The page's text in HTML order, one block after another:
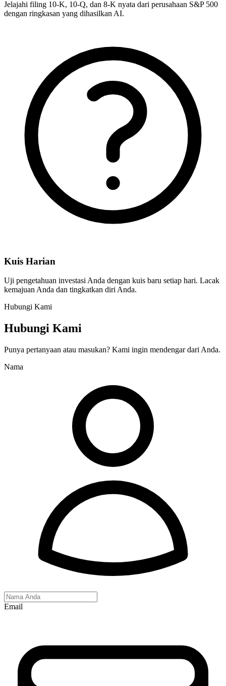
Jelajahi filing 10-K, 10-Q, dan 8-K nyata dari perusahaan S&P 500
dengan ringkasan yang dihasilkan AI.
Kuis Harian
Uji pengetahuan investasi Anda dengan kuis baru setiap hari. Lacak
kemajuan Anda dan tingkatkan diri Anda.
Hubungi Kami
Hubungi Kami
Punya pertanyaan atau masukan? Kami ingin mendengar dari Anda.
Nama
Email